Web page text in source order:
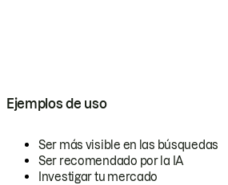
Ejemplos de uso
Ser más visible en las búsquedas
Ser recomendado por la IA
Investigar tu mercado